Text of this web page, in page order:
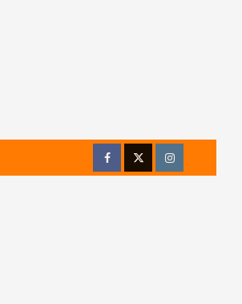
FacebookTwitterInstagram